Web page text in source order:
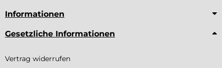
Informationen
Gesetzliche Informationen
Vertrag widerrufen